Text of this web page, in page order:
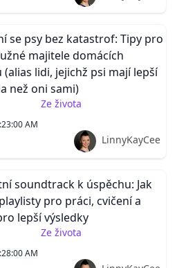
se psy bez katastrof: Tipy pro
majitele domácích
(alias lidi, jejichž psi mají lepší
než oni sami)
Ze života
AM
LinnyKayCee
soundtrack k úspěchu: Jak
pro práci, cvičení a
lepší výsledky
Ze života
AM